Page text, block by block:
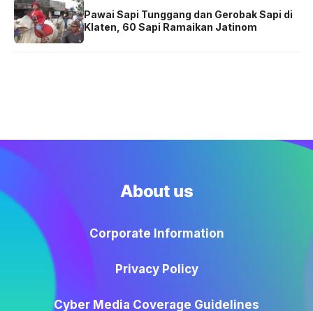
Pawai Sapi Tunggang dan Gerobak Sapi di
Klaten, 60 Sapi Ramaikan Jatinom
About us
Corporate Information
Privacy Policy
Cyber Media Coverage Guidelines